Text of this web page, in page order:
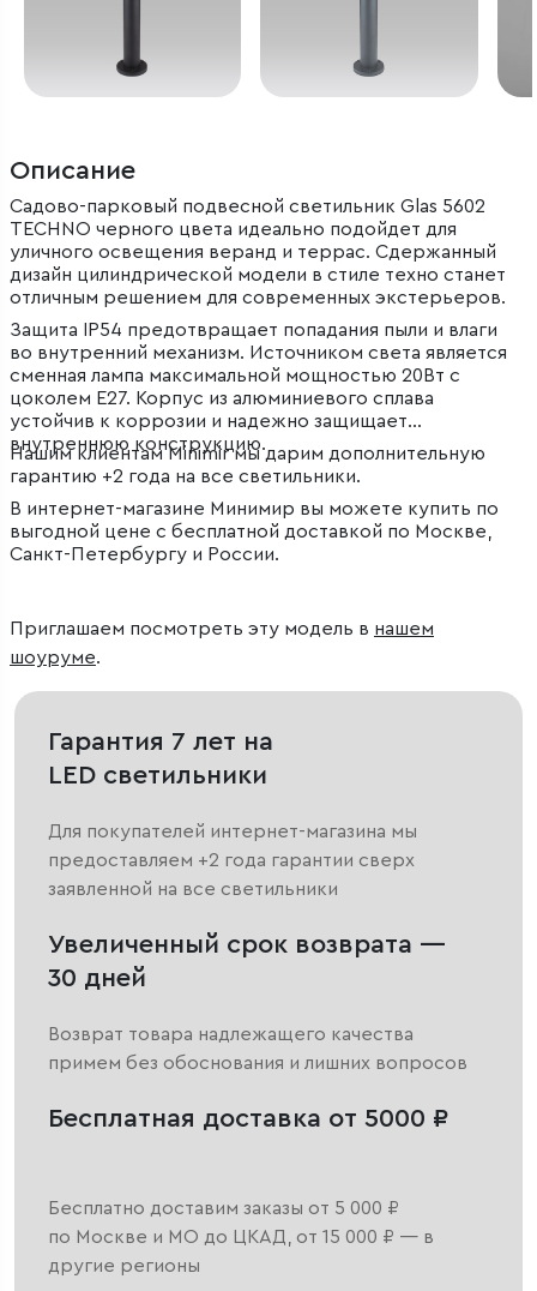
Описание
Садово-парковый подвесной светильник Glas 5602
TECHNO черного цвета идеально подойдет для
уличного освещения веранд и террас. Сдержанный
дизайн цилиндрической модели в стиле техно станет
отличным решением для современных экстерьеров.
Защита IP54 предотвращает попадания пыли и влаги
во внутренний механизм. Источником света является
сменная лампа максимальной мощностью 20Вт с
цоколем E27. Корпус из алюминиевого сплава
устойчив к коррозии и надежно защищает
внутреннюю конструкцию.
Нашим клиентам Minimir мы дарим дополнительную
гарантию +2 года на все светильники.
В интернет-магазине Минимир вы можете купить по
выгодной цене с бесплатной доставкой по Москве,
Санкт-Петербургу и России.
Приглашаем посмотреть эту модель в нашем
шоуруме.
Гарантия 7 лет на
LED светильники
Для покупателей интернет-магазина мы
предоставляем +2 года гарантии сверх
заявленной на все светильники
Увеличенный срок возврата —
30 дней
Возврат товара надлежащего качества
примем без обоснования и лишних вопросов
Бесплатная доставка от 5000 ₽
Бесплатно доставим заказы от 5 000 ₽
по Москве и МО до ЦКАД, от 15 000 ₽ — в
другие регионы